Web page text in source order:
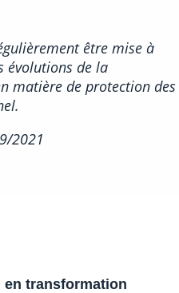
être mise à
évolutions de la
matière de protection des
2021
en transformation